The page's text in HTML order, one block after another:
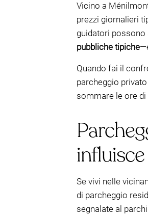
Vicino a
prezzi giornalieri
guidatori
pubbliche tipiche
Quando fai il
parcheggio
sommare le ore
Se vivi nelle
di parcheggio
segnalate al